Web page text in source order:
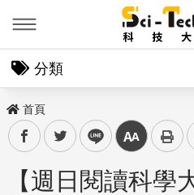
分類
首頁
facebooktwitter line 中
【週日閱讀科學